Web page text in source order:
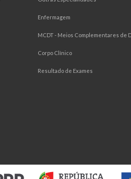
Enfermagem
MCDT - Meios Complementares de
Corpo Clínico
Resultado de Exames